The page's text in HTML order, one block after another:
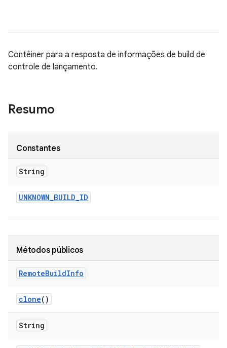
Contêiner para a resposta de informações de build de
controle de lançamento.
Resumo
Constantes
String
UNKNOWN_BUILD_ID
Métodos públicos
RemoteBuildInfo
clone()
String